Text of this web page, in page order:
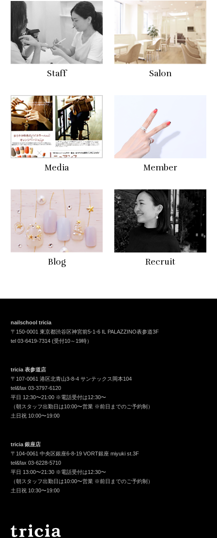
Staff Salon
Media Member
Blog Recruit
nailschool tricia
〒150-0001 東京都渋谷区神宮前5-1-6 IL PALAZZINO表参道3F
tel03-6419-7314 (受付10～19時）
tricia 表参道店
〒107-0061 港区北青山3-8-4 サンテックス岡本104
tel&fax03-3797-6120
平日 12:30〜21:00 ※電話受付は12:30〜
（朝スタッフ出勤日は10:00〜営業 ※前日までのご予約制）
土日祝 10:00〜19:00
tricia 銀座店
〒104-0061 中央区銀座6-8-19 VORT銀座 miyuki st.3F
tel&fax03-6228-5710
平日 13:00〜21:30 ※電話受付は12:30〜
（朝スタッフ出勤日は10:00〜営業 ※前日までのご予約制）
土日祝 10:30〜19:00